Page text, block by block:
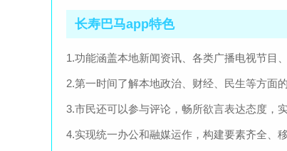
长寿巴马app特色
1.功能涵盖本地新闻资讯、各类广播电视节目
2.第一时间了解本地政治、财经、民生等方面的
3.市民还可以参与评论，畅所欲言表达态度，实
4.实现统一办公和融媒运作，构建要素齐全、